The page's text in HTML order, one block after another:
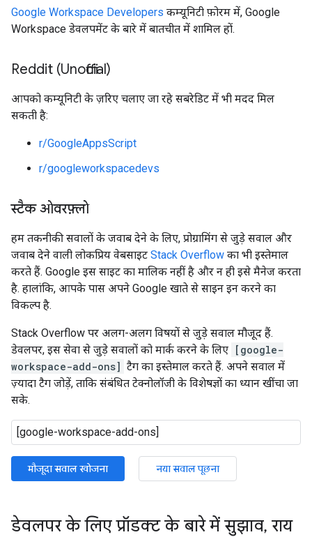
Google Workspace Developers कम्यूनिटी फ़ोरम में, Google
Workspace डेवलपमेंट के बारे में बातचीत में शामिल हों.
Reddit (Unofficial)
आपको कम्यूनिटी के ज़रिए चलाए जा रहे सबरेडिट में भी मदद मिल
सकती है:
r/GoogleAppsScript
r/googleworkspacedevs
स्टैक ओवरफ़्लो
हम तकनीकी सवालों के जवाब देने के लिए, प्रोग्रामिंग से जुड़े सवाल और
जवाब देने वाली लोकप्रिय वेबसाइट Stack Overflow का भी इस्तेमाल
करते हैं. Google इस साइट का मालिक नहीं है और न ही इसे मैनेज करता
है. हालांकि, आपके पास अपने Google खाते से साइन इन करने का
विकल्प है.
Stack Overflow पर अलग-अलग विषयों से जुड़े सवाल मौजूद हैं.
डेवलपर, इस सेवा से जुड़े सवालों को मार्क करने के लिए [google-
workspace-add-ons] टैग का इस्तेमाल करते हैं. अपने सवाल में
ज़्यादा टैग जोड़ें, ताकि संबंधित टेक्नोलॉजी के विशेषज्ञों का ध्यान खींचा जा
सके.
मौजूदा सवाल खोजना नया सवाल पूछना
डेवलपर के लिए प्रॉडक्ट के बारे में सुझाव, राय